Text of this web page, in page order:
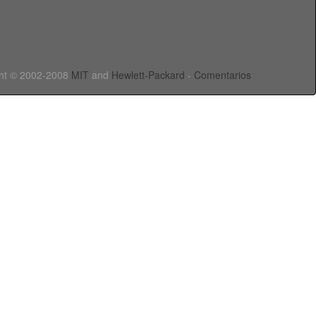
© 2002-2008 MIT and Hewlett-Packard - Comentarios